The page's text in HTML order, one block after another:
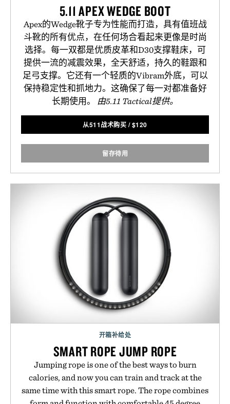
5.11 APEX WEDGE BOOT
Apex的Wedge靴子专为性能而打造，具有值班战
斗靴的所有优点，在任何场合看起来更像是时尚
选择。每一双都是优质皮革和D30支撑鞋床，可
提供一流的减震效果，全天舒适，持久的鞋跟和
足弓支撑。它还有一个轻质的Vibram外底，可以
保持稳定性和抓地力。这确保了每一对都准备好
长期使用。 由5.11 Tactical提供。
从511战术购买 /$120
留存待用
开箱补给处
SMART ROPE JUMP ROPE
Jumping rope is one of the best ways to burn
calories, and now you can train and track at the
same time with this smart rope. The rope combines